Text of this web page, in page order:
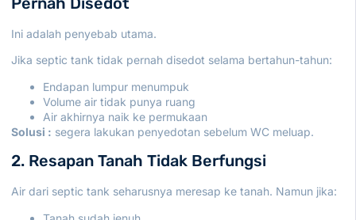
Ini adalah penyebab utama.
Jika septic tank tidak pernah disedot selama bertahun-tahun:
Endapan lumpur menumpuk
Volume air tidak punya ruang
Air akhirnya naik ke permukaan
Solusi : segera lakukan penyedotan sebelum WC meluap.
2. Resapan Tanah Tidak Berfungsi
Air dari septic tank seharusnya meresap ke tanah. Namun jika: